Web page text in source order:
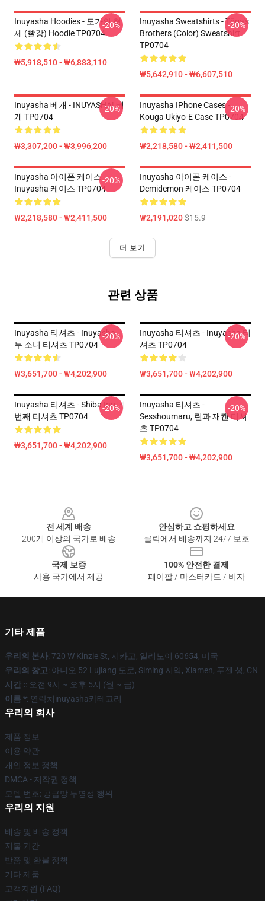
Inuyasha Hoodies - 도가의 형
제 (빨강) Hoodie TP0704
₩5,918,510 - ₩6,883,110
-20%
Inuyasha Sweatshirts - Tōga's
Brothers (color) Sweatshirt
TP0704
₩5,642,910 - ₩6,607,510
-20%
Inuyasha 베개 - INUYASHA! 베
개 TP0704
₩3,307,200 - ₩3,996,200
-20%
Inuyasha IPhone Cases -
Kouga Ukiyo-E Case TP0704
₩2,218,580 - ₩2,411,500
-20%
Inuyasha 아이폰 케이스 -
Inuyasha 케이스 TP0704
₩2,218,580 - ₩2,411,500
-20%
Inuyasha 아이폰 케이스 -
Demidemon 케이스 TP0704
₩2,191,020$15.9
더 보기
관련 상품
Inuyasha 티셔츠 - Inuyasha -
두 소녀 티셔츠 TP0704
₩3,651,700 - ₩4,202,900
-20%
Inuyasha 티셔츠 - Inuyasha 티
셔츠 TP0704
₩3,651,700 - ₩4,202,900
-20%
Inuyasha 티셔츠 - Shiba Inu 네
번째 티셔츠 TP0704
₩3,651,700 - ₩4,202,900
-20%
Inuyasha 티셔츠 -
Sesshoumaru, 린과 재켄 티셔
츠 TP0704
₩3,651,700 - ₩4,202,900
-20%
전 세계 배송
200개 이상의 국가로 배송
안심하고 쇼핑하세요
클릭에서 배송까지 24/7 보호
국제 보증
사용 국가에서 제공
100% 안전한 결제
페이팔 / 마스터카드 / 비자
기타 제품
우리의 본사: 720 W Kinzie St, 시카고, 일리노이 60654, 미국
우리의 창고: 아니오 52 Lujiang 도로, Siming 지역, Xiamen, 푸젠 성, CN
시간 :: 오전 9시 ~ 오후 5시 (월 ~ 금)
이름 *: 연락처inuyasha카테고리
우리의 회사
제품 정보
이용 약관
개인 정보 정책
DMCA - 저작권 정책
모델 번호: 공급망 투명성 행위
우리의 지원
배송 및 배송 정책
지불 기간
반품 및 환불 정책
기타 제품
고객지원 (FAQ)